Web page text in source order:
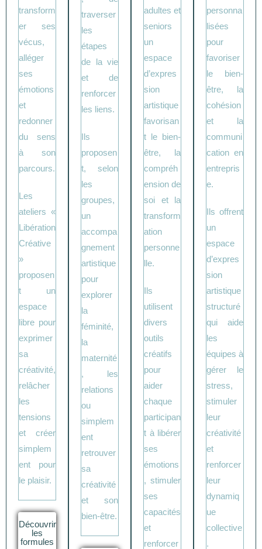
transform
er ses
vécus,
alléger
ses
émotions
et
redonner
du sens
à son
parcours.
Les
ateliers «
Libération
Créative
»
proposen
t un
espace
libre pour
exprimer
sa
créativité,
relâcher
les
tensions
et créer
simplem
ent pour
le plaisir.
Découvrir
les
formules
traverser
les
étapes
de la vie
et de
renforcer
les liens.
Ils
proposen
t, selon
les
groupes,
un
accompa
gnement
artistique
pour
explorer
la
féminité,
la
maternité
, les
relations
ou
simplem
ent
retrouver
sa
créativité
et son
bien-être.
adultes et
seniors
un
espace
d’expres
sion
artistique
favorisan
t le bien-
être, la
compréh
ension de
soi et la
transform
ation
personne
lle.
Ils
utilisent
divers
outils
créatifs
pour
aider
chaque
participan
t à libérer
ses
émotions
, stimuler
ses
capacités
et
renforcer
personna
lisées
pour
favoriser
le bien-
être, la
cohésion
et la
communi
cation en
entrepris
e.
Ils offrent
un
espace
d’expres
sion
artistique
structuré
qui aide
les
équipes à
gérer le
stress,
stimuler
leur
créativité
et
renforcer
leur
dynamiq
ue
collective
.